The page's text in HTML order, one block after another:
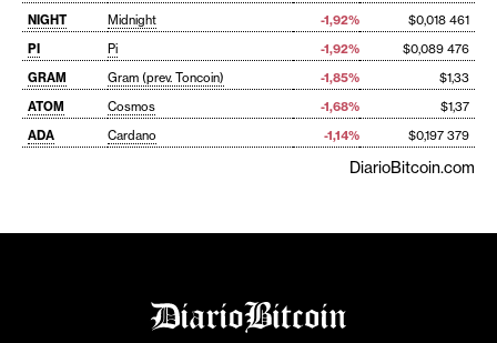
NIGHT
Midnight -1,92%
$0,018 461
PI
Pi -1,92%
$0,089 476
GRAM
Gram (prev. Toncoin) -1,85%
$1,33
ATOM
Cosmos -1,68%
$1,37
ADA
Cardano -1,14% $0,197 379
DiarioBitcoin.com